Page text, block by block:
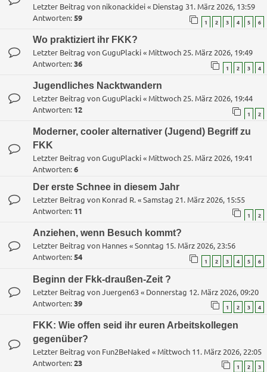
Letzter Beitrag von nikonackidei« Dienstag 31. März 2026, 13:59
Antworten:59 1 2 3 4 5 6
Wo praktiziert ihr FKK?
Letzter Beitrag vonGuguPlacki« Mittwoch 25. März 2026, 19:49
Antworten:36 1 2 3 4
Jugendliches Nacktwandern
Letzter Beitrag vonGuguPlacki« Mittwoch 25. März 2026, 19:44
Antworten: 12 1 2
Moderner, cooler alternativer (Jugend) Begriff zu
FKK
Letzter Beitrag vonGuguPlacki« Mittwoch 25. März 2026, 19:41
Antworten:6
Der erste Schnee in diesem Jahr
Letzter Beitrag von Konrad R.«Samstag 21. März 2026, 15:55
Antworten: 11 1 2
Anziehen, wenn Besuch kommt?
Letzter Beitrag von Hannes«Sonntag 15. März 2026, 23:56
Antworten:54 1 2 3 4 5 6
Beginn der Fkk-draußen-Zeit ?
Letzter Beitrag vonJuergen63« Donnerstag 12. März 2026, 09:20
Antworten:39 1 2 3 4
FKK: Wie offen seid ihr euren Arbeitskollegen
gegenüber?
Letzter Beitrag von Fun2BeNaked « Mittwoch 11. März 2026, 22:05
Antworten:23 1 2 3